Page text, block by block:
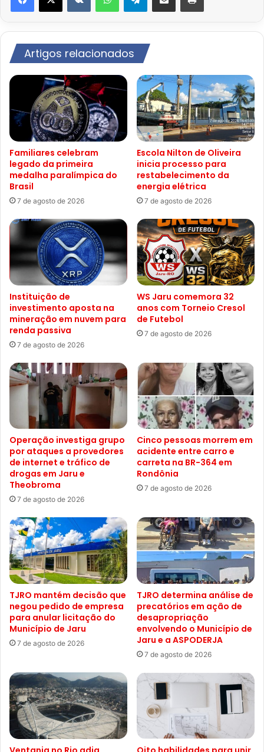
Artigos relacionados
Familiares celebram
legado da primeira
medalha paralímpica do
Brasil
7 de agosto de 2026
Escola Nilton de Oliveira
inicia processo para
restabelecimento da
energia elétrica
7 de agosto de 2026
Instituição de
investimento aposta na
mineração em nuvem para
renda passiva
7 de agosto de 2026
WS Jaru comemora 32
anos com Torneio Cresol
de Futebol
7 de agosto de 2026
Operação investiga grupo
por ataques a provedores
de internet e tráfico de
drogas em Jaru e
Theobroma
7 de agosto de 2026
Cinco pessoas morrem em
acidente entre carro e
carreta na BR-364 em
Rondônia
7 de agosto de 2026
TJRO mantém decisão que
negou pedido de empresa
para anular licitação do
Município de Jaru
7 de agosto de 2026
TJRO determina análise de
precatórios em ação de
desapropriação
envolvendo o Município de
Jaru e a ASPODERJA
7 de agosto de 2026